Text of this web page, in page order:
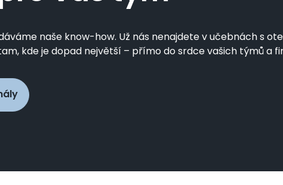
naše know-how. Už nás nenajdete v učebnách s
kde je dopad největší – přímo do srdce vašich týmů a